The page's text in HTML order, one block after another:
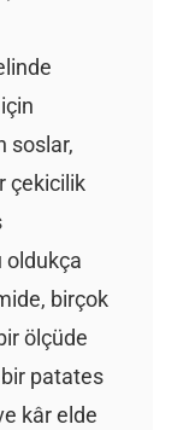
soslar,
çekicilik
oldukça
birçok
ölçüde
patates
kâr elde